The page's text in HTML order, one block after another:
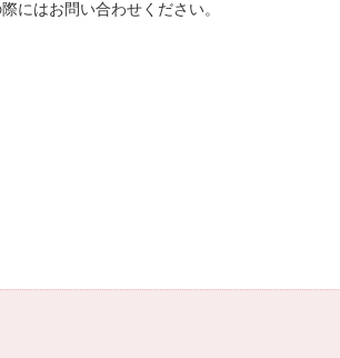
にはお問い合わせください。